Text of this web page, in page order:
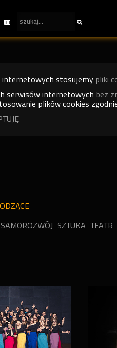
internetowych stosujemy pliki
serwisów internetowych bez
plików cookies
SAMOROZWÓJ SZTUKA TEATR